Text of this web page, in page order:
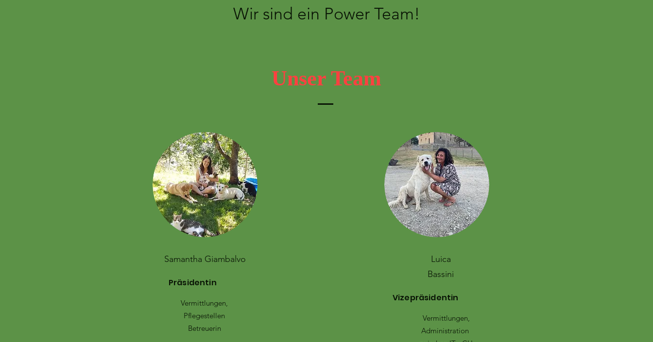
Wir sind ein Power Team!
Unser Team
Samantha Giambalvo
Präsidentin
Vermittlungen,
Pflegestellen
Betreuerin
Luica
Bassini
Vizepräsidentin
Vermittlungen,
Administration